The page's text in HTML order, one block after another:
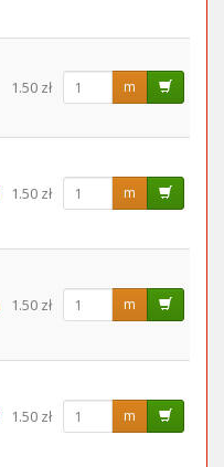
1.50 zł m
1.50 zł m
1.50 zł m
1.50 zł m